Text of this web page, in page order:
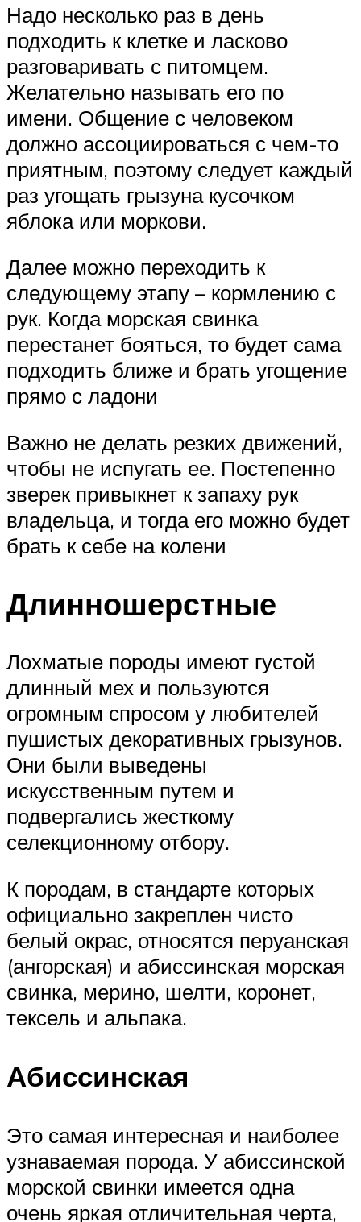
Надо несколько раз в день
подходить к клетке и ласково
разговаривать с питомцем.
Желательно называть его по
имени. Общение с человеком
должно ассоциироваться с чем-то
приятным, поэтому следует каждый
раз угощать грызуна кусочком
яблока или моркови.
Далее можно переходить к
следующему этапу – кормлению с
рук. Когда морская свинка
перестанет бояться, то будет сама
подходить ближе и брать угощение
прямо с ладони
Важно не делать резких движений,
чтобы не испугать ее. Постепенно
зверек привыкнет к запаху рук
владельца, и тогда его можно будет
брать к себе на колени
Длинношерстные
Лохматые породы имеют густой
длинный мех и пользуются
огромным спросом у любителей
пушистых декоративных грызунов.
Они были выведены
искусственным путем и
подвергались жесткому
селекционному отбору.
К породам, в стандарте которых
официально закреплен чисто
белый окрас, относятся перуанская
(ангорская) и абиссинская морская
свинка, мерино, шелти, коронет,
тексель и альпака.
Абиссинская
Это самая интересная и наиболее
узнаваемая порода. У абиссинской
морской свинки имеется одна
очень яркая отличительная черта,